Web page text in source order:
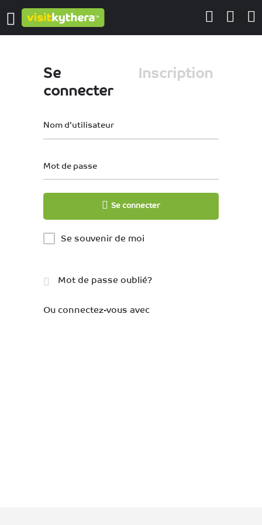
Se
connecter
Inscription
Nom d'utilisateur
Mot de passe
Se connecter
Se souvenir de moi
Mot de passe oublié?
Ou connectez-vous avec